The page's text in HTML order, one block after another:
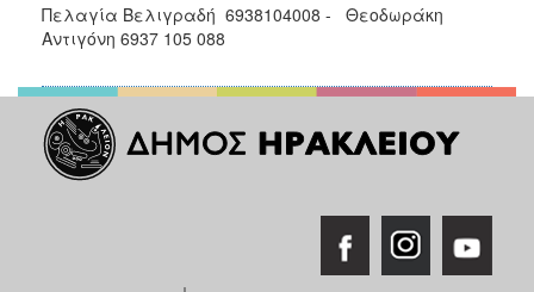
Πελαγία Βελιγραδή 6938104008 - Θεοδωράκη
Αντιγόνη 6937 105 088